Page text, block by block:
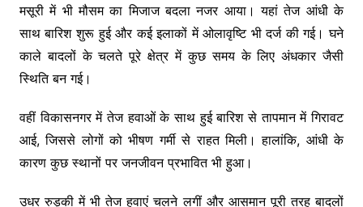
मसूरी में भी मौसम का मिजाज बदला नजर आया। यहां तेज आंधी के
साथ बारिश शुरू हुई और कई इलाकों में ओलावृष्टि भी दर्ज की गई। घने
काले बादलों के चलते पूरे क्षेत्र में कुछ समय के लिए अंधकार जैसी
स्थिति बन गई।
वहीं विकासनगर में तेज हवाओं के साथ हुई बारिश से तापमान में गिरावट
आई, जिससे लोगों को भीषण गर्मी से राहत मिली। हालांकि, आंधी के
कारण कुछ स्थानों पर जनजीवन प्रभावित भी हुआ।
उधर रुड़की में भी तेज हवाएं चलने लगीं और आसमान पूरी तरह बादलों